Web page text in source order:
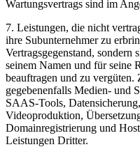
Wartungsvertrags sind im
7. Leistungen, die nicht
ihre Subunternehmer zu
Vertragsgegenstand, sondern
seinem Namen und für seine
beauftragen und zu
gegebenenfalls Medien- und
SAAS-Tools,
Videoproduktion,
Domainregistrierung und
Leistungen Dritter.